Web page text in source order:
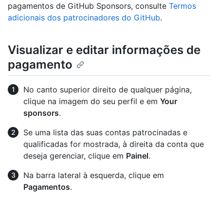
pagamentos de GitHub Sponsors, consulte Termos
adicionais dos patrocinadores do GitHub.
Visualizar e editar informações de
pagamento
No canto superior direito de qualquer página,
clique na imagem do seu perfil e em Your
sponsors.
Se uma lista das suas contas patrocinadas e
qualificadas for mostrada, à direita da conta que
deseja gerenciar, clique em Painel.
Na barra lateral à esquerda, clique em
Pagamentos.